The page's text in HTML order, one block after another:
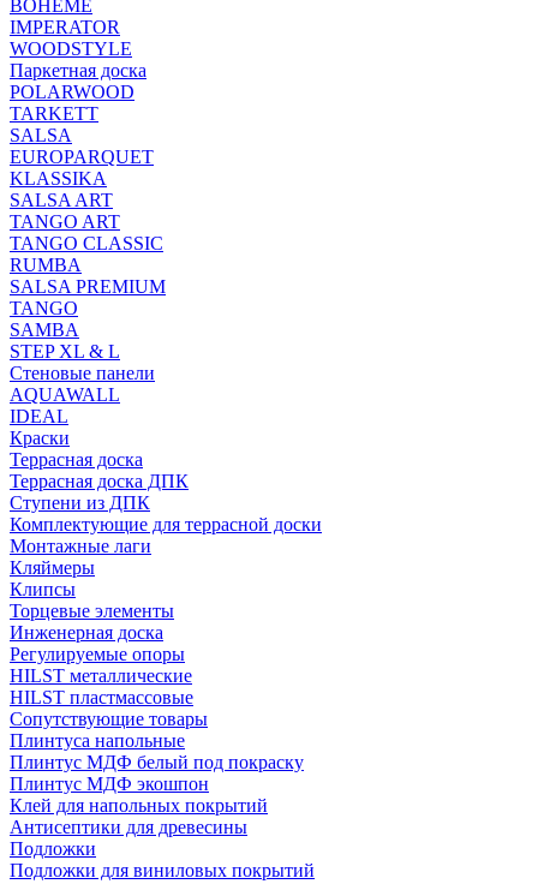
BOHEME
IMPERATOR
WOODSTYLE
Паркетная доска
POLARWOOD
TARKETT
SALSA
EUROPARQUET
KLASSIKA
SALSA ART
TANGO ART
TANGO CLASSIC
RUMBA
SALSA PREMIUM
TANGO
SAMBA
STEP XL & L
Стеновые панели
AQUAWALL
IDEAL
Краски
Террасная доска
Террасная доска ДПК
Ступени из ДПК
Комплектующие для террасной доски
Монтажные лаги
Кляймеры
Клипсы
Торцевые элементы
Инженерная доска
Регулируемые опоры
HILST металлические
HILST пластмассовые
Сопутствующие товары
Плинтуса напольные
Плинтус МДФ белый под покраску
Плинтус МДФ экошпон
Клей для напольных покрытий
Антисептики для древесины
Подложки
Подложки для виниловых покрытий